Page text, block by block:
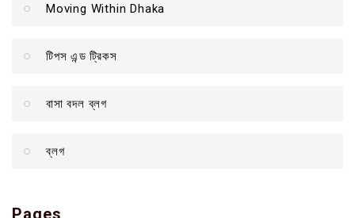
Moving Within Dhaka
টিপস এন্ড ট্রিকস
বাসা বদল ব্লগ
ব্লগ
Pages